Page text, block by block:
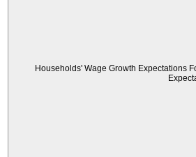
Households' Wage Growth Expectations